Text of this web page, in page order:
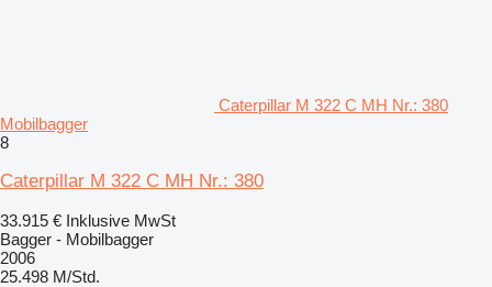
Caterpillar M 322 C MH Nr.: 380
Mobilbagger
8
Caterpillar M 322 C MH Nr.: 380
33.915 € Inklusive MwSt
Bagger - Mobilbagger
2006
25.498 M/Std.